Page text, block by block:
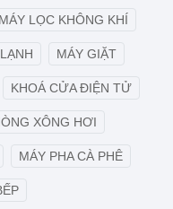
MÁY LỌC KHÔNG KHÍ
MÁY GIẶT
KHOÁ CỬA ĐIỆN TỬ
XÔNG HƠI
MÁY PHA CÀ PHÊ